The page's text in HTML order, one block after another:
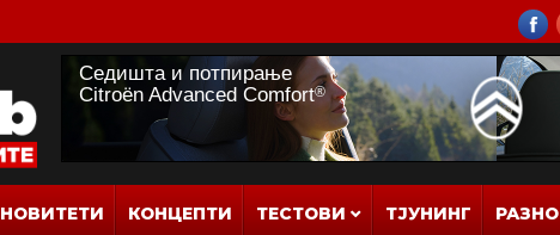
НОВИТЕТИ КОНЦЕПТИ ТЕСТОВИ ТЈУНИНГ РАЗНО